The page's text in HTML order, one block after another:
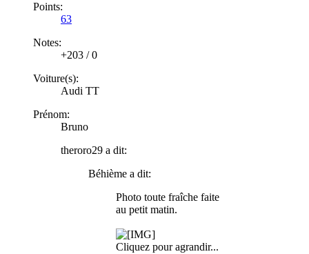
Points:
63
Notes:
+203 /0
Voiture(s):
Audi TT
Prénom:
Bruno
theroro29 a dit:
Béhième a dit:
Photo toute fraîche faite
au petit matin.
Cliquez pour agrandir...